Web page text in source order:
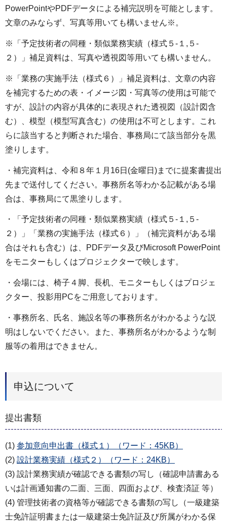
PowerPointやPDFデータによる補完説明を可能とします。
文章のみならず、写真等用いても構いません※。
※「予定技術者の同種・類似業務実績（様式５-１,５-
２）」補足資料は、写真や透視図等用いても構いません。
※「業務の実施手法（様式６）」補足資料は、文章の内容
を補完するための表・イメージ図・写真等の使用は可能で
すが、設計の内容が具体的に表現された透視図（設計図含
む）、模型（模型写真含む）の使用は不可とします。これ
らに該当すると判断された場合、事務局にて該当部分を黒
塗りします。
・補完資料は、令和８年１月16日(金曜日)までに提案書提出
先まで送付してください。事務所名等わかる記載がある場
合は、事務局にて黒塗りします。
・「予定技術者の同種・類似業務実績（様式５-１,５-
２）」「業務の実施手法（様式６）」（補完資料がある場
合はそれも含む）は、PDFデータ及びMicrosoft PowerPoint
をモニターもしくはプロジェクターで映します。
・会場には、椅子４脚、長机、モニターもしくはプロジェ
クター、投影用PCをご用意しております。
・事務所名、氏名、施設名等の事務所名がわかるような説
明はしないでください。また、事務所名がわかるような制
服等の着用はできません。
申込について
提出書類
(1) 参加意向申出書（様式１）（ワード：45KB）
(2) 設計業務実績（様式２）（ワード：24KB）
(3) 設計業務実績が確認できる書類の写し（確認申請書ある
いは計画通知書の二面、三面、四面および、検査済証 等）
(4) 管理技術者の資格等が確認できる書類の写し（一級建築
士免許証明書または一級建築士免許証及び所属がわかる保